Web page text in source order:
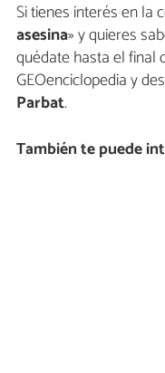
Si tienes interés en la
asesina» y quieres
quédate hasta el final
GEOenciclopedia y
Parbat.
También te puede